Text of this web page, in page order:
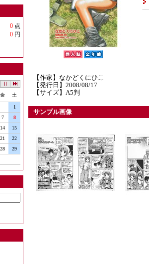
0 点
0 円
金 土
1
7
8
14
15
21
22
28
29
【作家】なかどくにひこ
【発行日】2008/08/17
【サイズ】A5判
サンプル画像